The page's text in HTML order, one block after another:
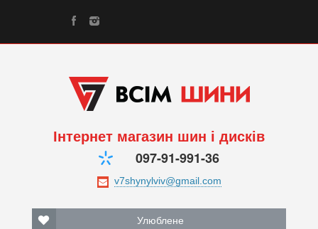
Інтернет магазин шин і дисків
097-91-991-36
Улюблене